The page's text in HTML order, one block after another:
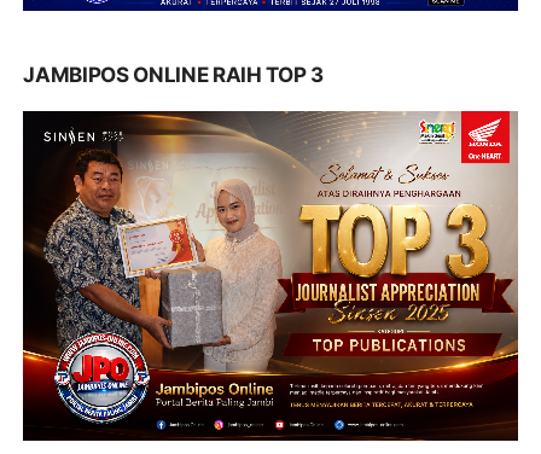
JAMBIPOS ONLINE RAIH TOP 3